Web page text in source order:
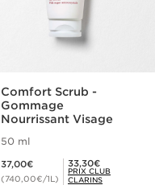
Comfort Scrub -
Gommage
Nourrissant Visage
50 ml
37,00€
(740,00€/1L)
Prix Club Clarins 33,30€
33,30€
PRIX CLUB
CLARINS